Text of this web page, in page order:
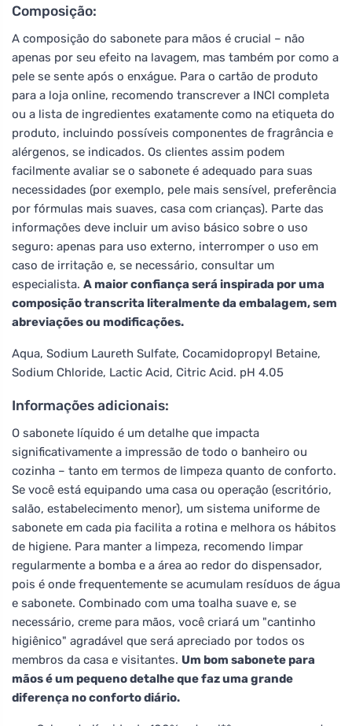
Composição:
A composição do sabonete para mãos é crucial – não
apenas por seu efeito na lavagem, mas também por como a
pele se sente após o enxágue. Para o cartão de produto
para a loja online, recomendo transcrever a INCI completa
ou a lista de ingredientes exatamente como na etiqueta do
produto, incluindo possíveis componentes de fragrância e
alérgenos, se indicados. Os clientes assim podem
facilmente avaliar se o sabonete é adequado para suas
necessidades (por exemplo, pele mais sensível, preferência
por fórmulas mais suaves, casa com crianças). Parte das
informações deve incluir um aviso básico sobre o uso
seguro: apenas para uso externo, interromper o uso em
caso de irritação e, se necessário, consultar um
especialista. A maior confiança será inspirada por uma
composição transcrita literalmente da embalagem, sem
abreviações ou modificações.
Aqua, Sodium Laureth Sulfate, Cocamidopropyl Betaine,
Sodium Chloride, Lactic Acid, Citric Acid. pH 4.05
Informações adicionais:
O sabonete líquido é um detalhe que impacta
significativamente a impressão de todo o banheiro ou
cozinha – tanto em termos de limpeza quanto de conforto.
Se você está equipando uma casa ou operação (escritório,
salão, estabelecimento menor), um sistema uniforme de
sabonete em cada pia facilita a rotina e melhora os hábitos
de higiene. Para manter a limpeza, recomendo limpar
regularmente a bomba e a área ao redor do dispensador,
pois é onde frequentemente se acumulam resíduos de água
e sabonete. Combinado com uma toalha suave e, se
necessário, creme para mãos, você criará um "cantinho
higiênico" agradável que será apreciado por todos os
membros da casa e visitantes. Um bom sabonete para
mãos é um pequeno detalhe que faz uma grande
diferença no conforto diário.